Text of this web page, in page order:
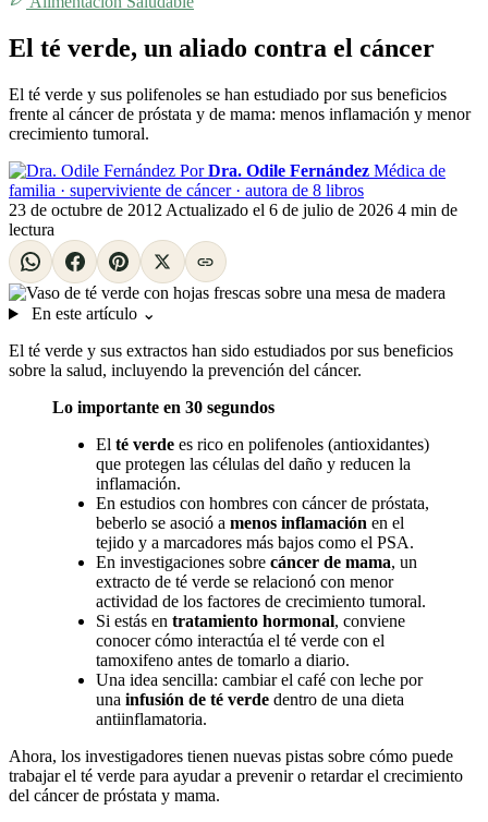
El té verde, un aliado contra el cáncer
El té verde y sus polifenoles se han estudiado por sus beneficios
frente al cáncer de próstata y de mama: menos inflamación y menor
crecimiento tumoral.
Por Dra. Odile Fernández Médica de
familia · superviviente de cáncer · autora de 8 libros
23 de octubre de 2012 Actualizado el 6 de julio de 2026 4 min de
lectura
En este artículo ⌄
El té verde y sus extractos han sido estudiados por sus beneficios
sobre la salud, incluyendo la prevención del cáncer.
Lo importante en 30 segundos
El té verde es rico en polifenoles (antioxidantes)
que protegen las células del daño y reducen la
inflamación.
En estudios con hombres con cáncer de próstata,
beberlo se asoció a menos inflamación en el
tejido y a marcadores más bajos como el PSA.
En investigaciones sobre cáncer de mama, un
extracto de té verde se relacionó con menor
actividad de los factores de crecimiento tumoral.
Si estás en tratamiento hormonal, conviene
conocer cómo interactúa el té verde con el
tamoxifeno antes de tomarlo a diario.
Una idea sencilla: cambiar el café con leche por
una infusión de té verde dentro de una dieta
antiinflamatoria.
Ahora, los investigadores tienen nuevas pistas sobre cómo puede
trabajar el té verde para ayudar a prevenir o retardar el crecimiento
del cáncer de próstata y mama.